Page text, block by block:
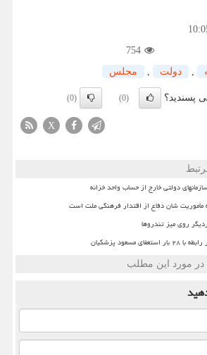
754
, دولت , مجلس
پسندید؟ (0)
(0)
X
مأموریت شان دفاع از اقتدار فرهنگی ملت است
روی میز تندروها
پزشکیان
در مورد این مطلب